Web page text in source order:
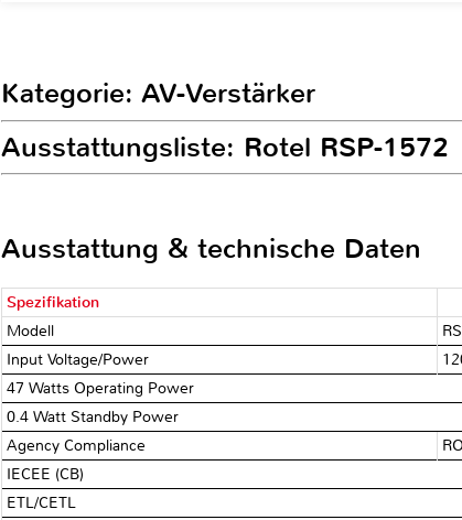
Kategorie: AV-Verstärker
Ausstattungsliste: Rotel RSP-1572
Ausstattung & technische Daten
Spezifikation
Modell
Input Voltage/Power
47 Watts Operating Power
0.4 Watt Standby Power
Agency Compliance
IECEE (CB)
ETL/CETL